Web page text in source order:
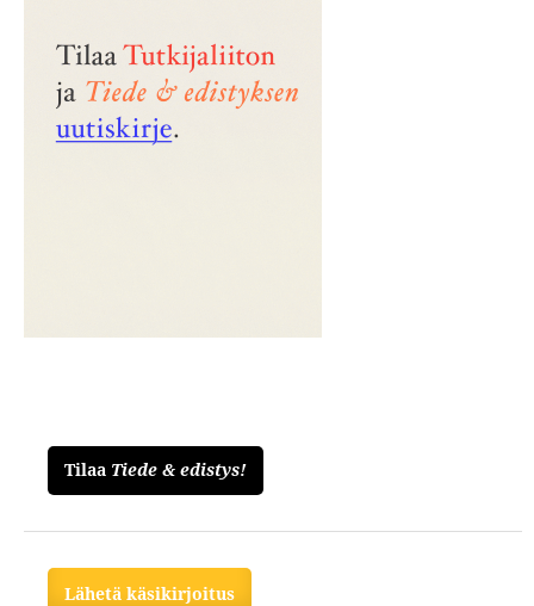
Tilaa Tiede & edistys!
Lähetä käsikirjoitus